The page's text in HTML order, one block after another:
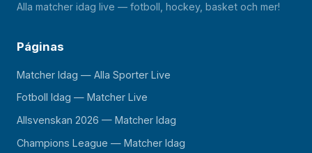
Alla matcher idag live — fotboll, hockey, basket och mer!
Páginas
Matcher Idag — Alla Sporter Live
Fotboll Idag — Matcher Live
Allsvenskan 2026 — Matcher Idag
Champions League — Matcher Idag